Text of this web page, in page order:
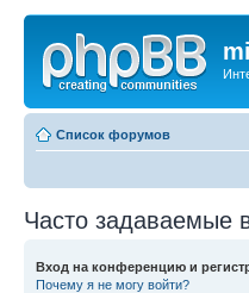
Список форумов
Часто задаваемые
Вход на конференцию и
Почему я не могу войти?